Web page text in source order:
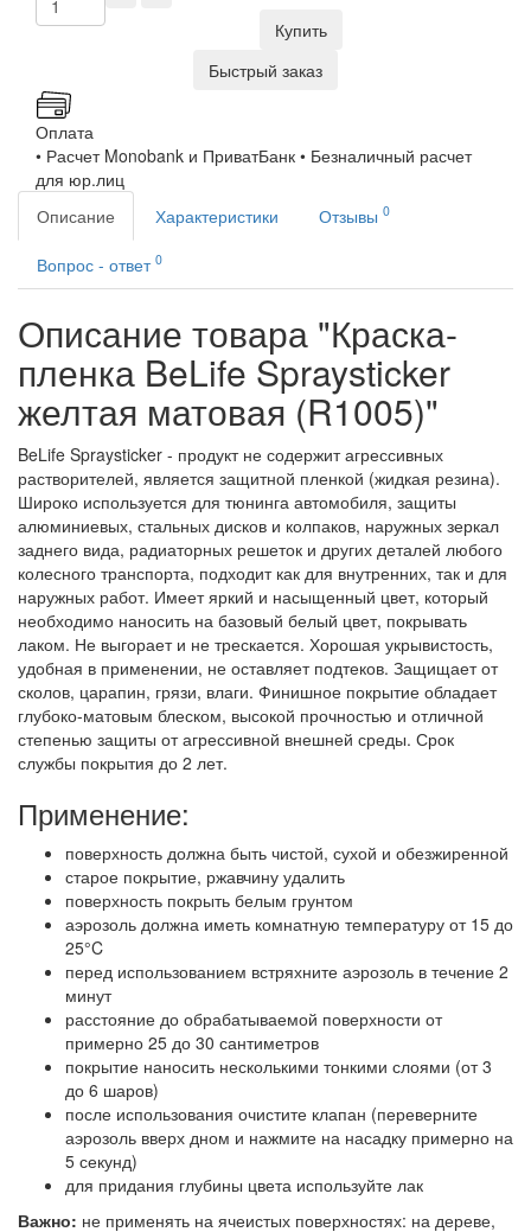
Купить
Быстрый заказ
Оплата
• Расчет Monobank и ПриватБанк • Безналичный расчет
для юр.лиц
Описание
Характеристики Отзывы 0
Вопрос - ответ 0
Описание товара "Краска-
пленка BeLife Spraysticker
желтая матовая (R1005)"
BeLife Spraysticker - продукт не содержит агрессивных
растворителей, является защитной пленкой (жидкая резина).
Широко используется для тюнинга автомобиля, защиты
алюминиевых, стальных дисков и колпаков, наружных зеркал
заднего вида, радиаторных решеток и других деталей любого
колесного транспорта, подходит как для внутренних, так и для
наружных работ. Имеет яркий и насыщенный цвет, который
необходимо наносить на базовый белый цвет, покрывать
лаком. Не выгорает и не трескается. Хорошая укрывистость,
удобная в применении, не оставляет подтеков. Защищает от
сколов, царапин, грязи, влаги. Финишное покрытие обладает
глубоко-матовым блеском, высокой прочностью и отличной
степенью защиты от агрессивной внешней среды. Срок
службы покрытия до 2 лет.
Применение:
поверхность должна быть чистой, сухой и обезжиренной
старое покрытие, ржавчину удалить
поверхность покрыть белым грунтом
аэрозоль должна иметь комнатную температуру от 15 до
25°C
перед использованием встряхните аэрозоль в течение 2
минут
расстояние до обрабатываемой поверхности от
примерно 25 до 30 сантиметров
покрытие наносить несколькими тонкими слоями (от 3
до 6 шаров)
после использования очистите клапан (переверните
аэрозоль вверх дном и нажмите на насадку примерно на
5 секунд)
для придания глубины цвета используйте лак
Важно: не применять на ячеистых поверхностях: на дереве,